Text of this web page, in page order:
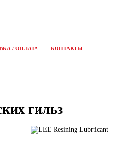
/ ОПЛАТА КОНТАКТЫ
гильз